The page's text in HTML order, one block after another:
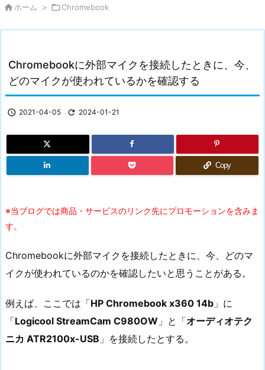
 ホーム > Chromebook
Chromebookに外部マイクを接続したときに、今、
どのマイクが使われているかを確認する
 2021-04-05  2024-01-21
Copy
※当ブログでは商品・サービスのリンク先にプロモーションを含みま
す。
Chromebookに外部マイクを接続したときに、今、どのマ
イクが使われているのかを確認したいと思うことがある。
例えば、ここでは「HP Chromebook x360 14b 」に
「Logicool StreamCam C980OW 」と「オーディオテク
ニカ ATR2100x-USB 」を接続したとする。